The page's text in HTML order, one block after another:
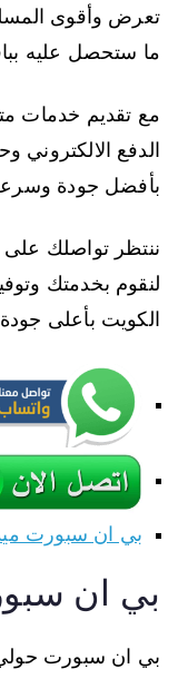
تعرض وأقوى
ما ستحصل عليه
مع تقديم خدمات
الدفع
بأفضل جودة وسرعة
لنقوم بخدمتك
الكويت بأعلى
بي ان سبورت
بي ان